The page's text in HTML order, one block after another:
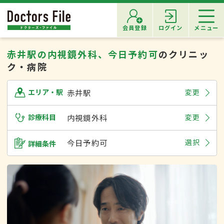
会員登録 ログイン メニュー
赤井駅の内視鏡外科、今日予約可のクリニッ
ク・病院
エリア・駅 赤井駅 変更
診療科目 内視鏡外科 変更
詳細条件 今日予約可 選択